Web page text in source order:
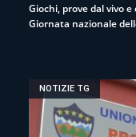
Giochi, prove dal vivo
Giornata nazionale
NOTIZIE TG